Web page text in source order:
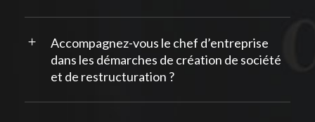
Accompagnez-vous le chef d’entreprise
dans les démarches de création de société
et de restructuration ?